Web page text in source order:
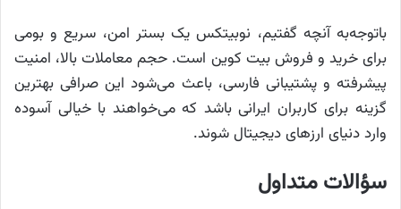
باتوجه‌به آنچه گفتیم، نوبیتکس یک بستر امن، سریع و بومی
برای خرید و فروش بیت کوین است. حجم معاملات بالا، امنیت
پیشرفته و پشتیبانی فارسی، باعث می‌شود این صرافی بهترین
گزینه برای کاربران ایرانی باشد که می‌خواهند با خیالی آسوده
وارد دنیای ارزهای دیجیتال شوند.
سؤالات متداول